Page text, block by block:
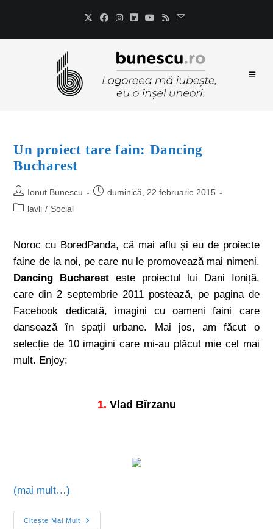
Un proiect tare fain: Dancing
Bucharest
Ionut Bunescu
duminică, 22 februarie 2015
lavli / Social
Noroc cu BoredPanda, că mai aflu și eu de proiecte
faine de la noi, pe care nu le promovează mai nimeni.
Dancing Bucharest este proiectul lui Dani Ioniță,
care din 2 septembrie 2011 postează, pe pagina de
Facebook dedicată, imagini cu oameni faini care
dansează în spații urbane. Mai jos, am făcut o
selecție de 10 imagini care mi-au plăcut mie cel mai
mult. Enjoy:
1. Vlad Bîrzanu
(mai mult…)
Citește Mai Mult